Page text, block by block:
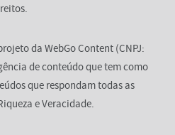
da WebGo Content (CNPJ:
de conteúdo que tem como
que respondam todas as
e Veracidade.